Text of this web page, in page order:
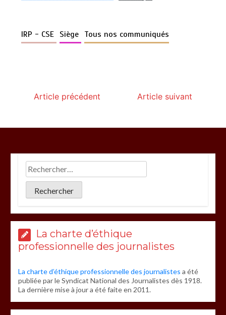
IRP - CSE Siège Tous nos communiqués
Article précédent Article suivant
La charte d’éthique
professionnelle des journalistes
La charte d’éthique professionnelle des journalistes a été
publiée par le Syndicat National des Journalistes dès 1918.
La dernière mise à jour a été faite en 2011.